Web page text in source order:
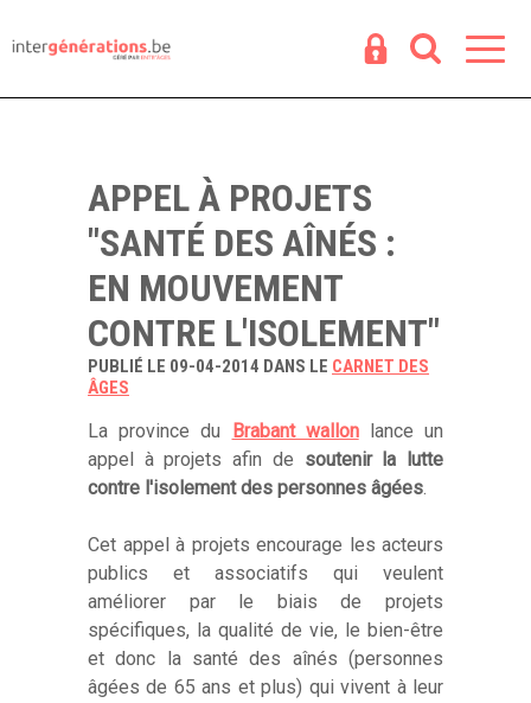
APPEL À PROJETS
"SANTÉ DES AÎNÉS :
EN MOUVEMENT
CONTRE L'ISOLEMENT"
PUBLIÉ LE 09-04-2014 DANS LE CARNET DES
ÂGES
La province du Brabant wallonlance un
appel à projets afin de soutenir la lutte
contre l'isolement des personnes âgées.
Cet appel à projets encourage les acteurs
publics et associatifs qui veulent
améliorer par le biais de projets
spécifiques, la qualité de vie, le bien-être
et donc la santé des aînés (personnes
âgées de 65 ans et plus) qui vivent à leur